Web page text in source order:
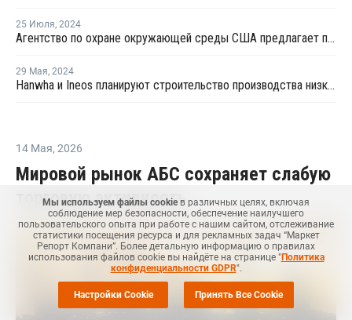
25 Июля, 2024
Агентство по охране окружающей среды США предлагает пять химических веществ для оценки риска
29 Мая, 2024
Hanwha и Ineos планируют строительство производства низкоуглеродного аммиака в США
14 Мая, 2026
Мировой рынок АБС сохраняет слабую
торговую активность
Мы используем файлы cookieв различных целях, включая
соблюдение мер безопасности, обеспечение наилучшего
пользовательского опыта при работе с нашим сайтом, отслеживание
статистики посещения ресурса и для рекламных задач “Маркет
Репорт Компани”. Более детальную информацию о правилах
использования файлов cookie вы найдёте на странице "Политика
конфиденциальности GDPR".
Настройки Cookie Принять Все Cookie